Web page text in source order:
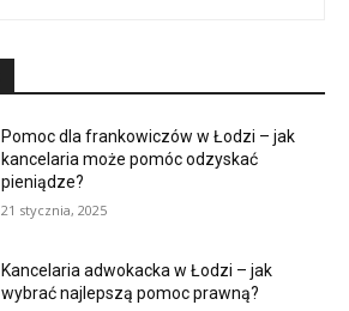
Pomoc dla frankowiczów w Łodzi – jak
kancelaria może pomóc odzyskać
pieniądze?
21 stycznia, 2025
Kancelaria adwokacka w Łodzi – jak
wybrać najlepszą pomoc prawną?